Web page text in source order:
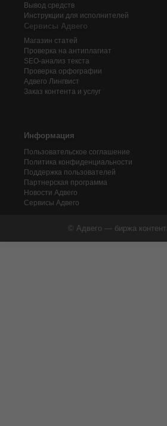
Вывод средств
Инструкции для исполнителей
Сервисы Адвего
Магазин статей
Проверка на антиплагиат
SEO-анализ текста
Проверка орфографии
Адвего Лингвист
Заказ контента и услуг
Информация
Пользовательское соглашение
Политика конфиденциальности
Поддержка пользователей
Партнерская программа
Новости Адвего
Сервисы Адвего
© Адвего — биржа